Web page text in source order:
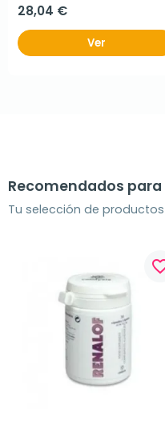
28,04 €
Ver
Recomendados
Tu selección de productos